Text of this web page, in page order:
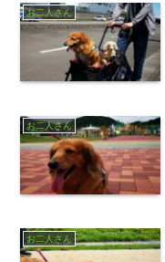
お二人さん
お二人さん
お二人さん